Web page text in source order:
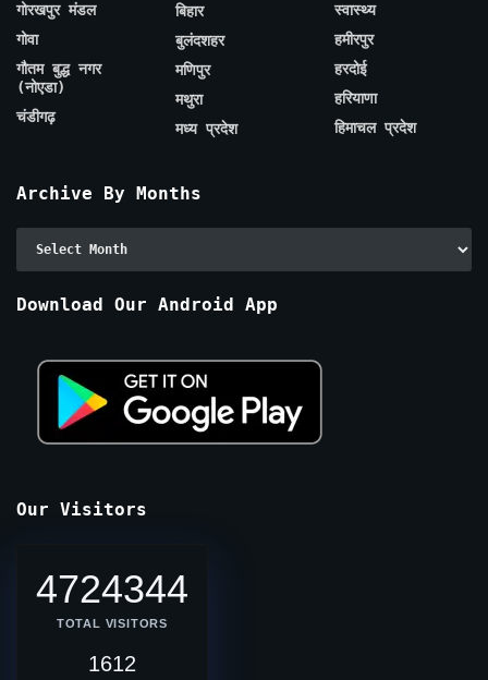
गोरखपुर मंडल
गोवा
गौतम बुद्ध नगर
(नोएडा)
चंडीगढ़
बिहार
बुलंदशहर
मणिपुर
मथुरा
मध्य प्रदेश
स्वास्थ्य
हमीरपुर
हरदोई
हरियाणा
हिमाचल प्रदेश
Archive By Months
Archive
Download Our Android App
Our Visitors
4724344
TOTAL VISITORS
1612